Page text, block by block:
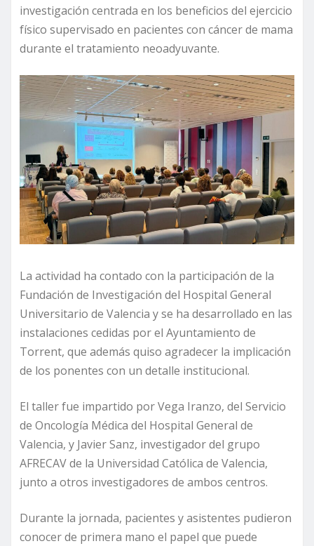
investigación centrada en los beneficios del ejercicio
físico supervisado en pacientes con cáncer de mama
durante el tratamiento neoadyuvante.
La actividad ha contado con la participación de la
Fundación de Investigación del Hospital General
Universitario de Valencia y se ha desarrollado en las
instalaciones cedidas por el Ayuntamiento de
Torrent, que además quiso agradecer la implicación
de los ponentes con un detalle institucional.
El taller fue impartido por Vega Iranzo, del Servicio
de Oncología Médica del Hospital General de
Valencia, y Javier Sanz, investigador del grupo
AFRECAV de la Universidad Católica de Valencia,
junto a otros investigadores de ambos centros.
Durante la jornada, pacientes y asistentes pudieron
conocer de primera mano el papel que puede